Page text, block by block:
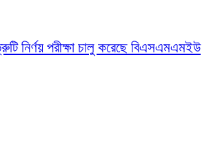
নির্ণয় পরীক্ষা চালু করেছে বিএসএমএমইউ